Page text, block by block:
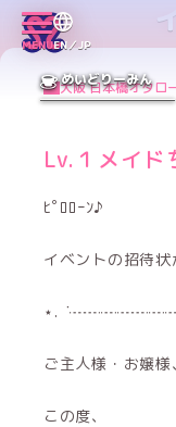
MENUEN／JP
めいどりーみん
大阪 日本橋オタロ
Lv.１メイ
ﾋﾟﾛﾛｰﾝ♪
イベントの招待
݁.⋆
ご主人様・お嬢
この度、